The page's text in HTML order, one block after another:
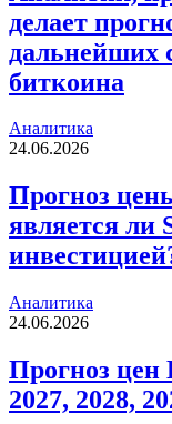
делает
дальнейших
биткоина
Аналитика
24.06.2026
Прогноз
является ли
Аналитика
24.06.2026
Прогноз цен
2027, 2028,